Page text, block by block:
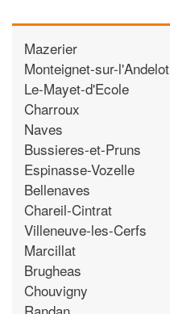
Mazerier
Monteignet-sur-l'Andelot
Le-Mayet-d'Ecole
Charroux
Naves
Bussieres-et-Pruns
Espinasse-Vozelle
Bellenaves
Chareil-Cintrat
Villeneuve-les-Cerfs
Marcillat
Brugheas
Chouvigny
Randan